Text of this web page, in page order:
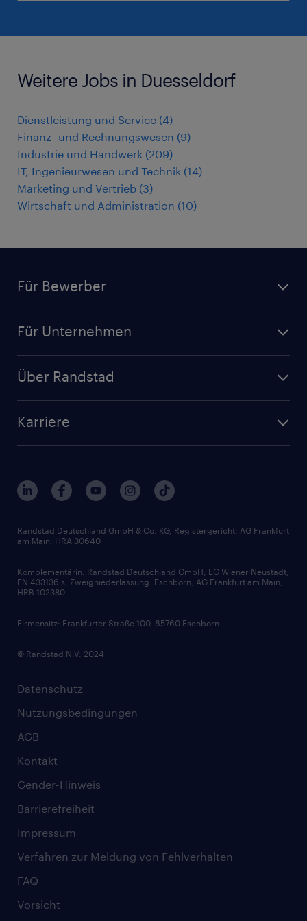
Weitere Jobs in Duesseldorf
Dienstleistung und Service (4)
Finanz- und Rechnungswesen (9)
Industrie und Handwerk (209)
IT, Ingenieurwesen und Technik (14)
Marketing und Vertrieb (3)
Wirtschaft und Administration (10)
Für Bewerber
Initiativbewerbung
Randstad Akademie
Für Unternehmen
Branchen
Über Randstad
Interne Karriere
FAQ - Bewerber / Kunden
Zertifikate und Auszeichnungen
Karriere
Berufsprofile
Gehaltsthemen
Bewerbungsratgeber
Soft Skills
Skills
Datenschutz
Nutzungsbedingungen
AGB
Kontakt
Gender-Hinweis
Barrierefreiheit
Impressum
Verfahren zur Meldung von Fehlverhalten
FAQ
Vorsicht
Randstad Deutschland GmbH & Co. KG, Registergericht: AG Frankfurt
am Main, HRA 30640
Komplementärin: Randstad Deutschland GmbH, LG Wiener Neustadt,
FN 433136 s, Zweigniederlassung: Eschborn, AG Frankfurt am Main,
HRB 102380
Firmensitz: Frankfurter Straße 100, 65760 Eschborn
© Randstad N.V. 2024